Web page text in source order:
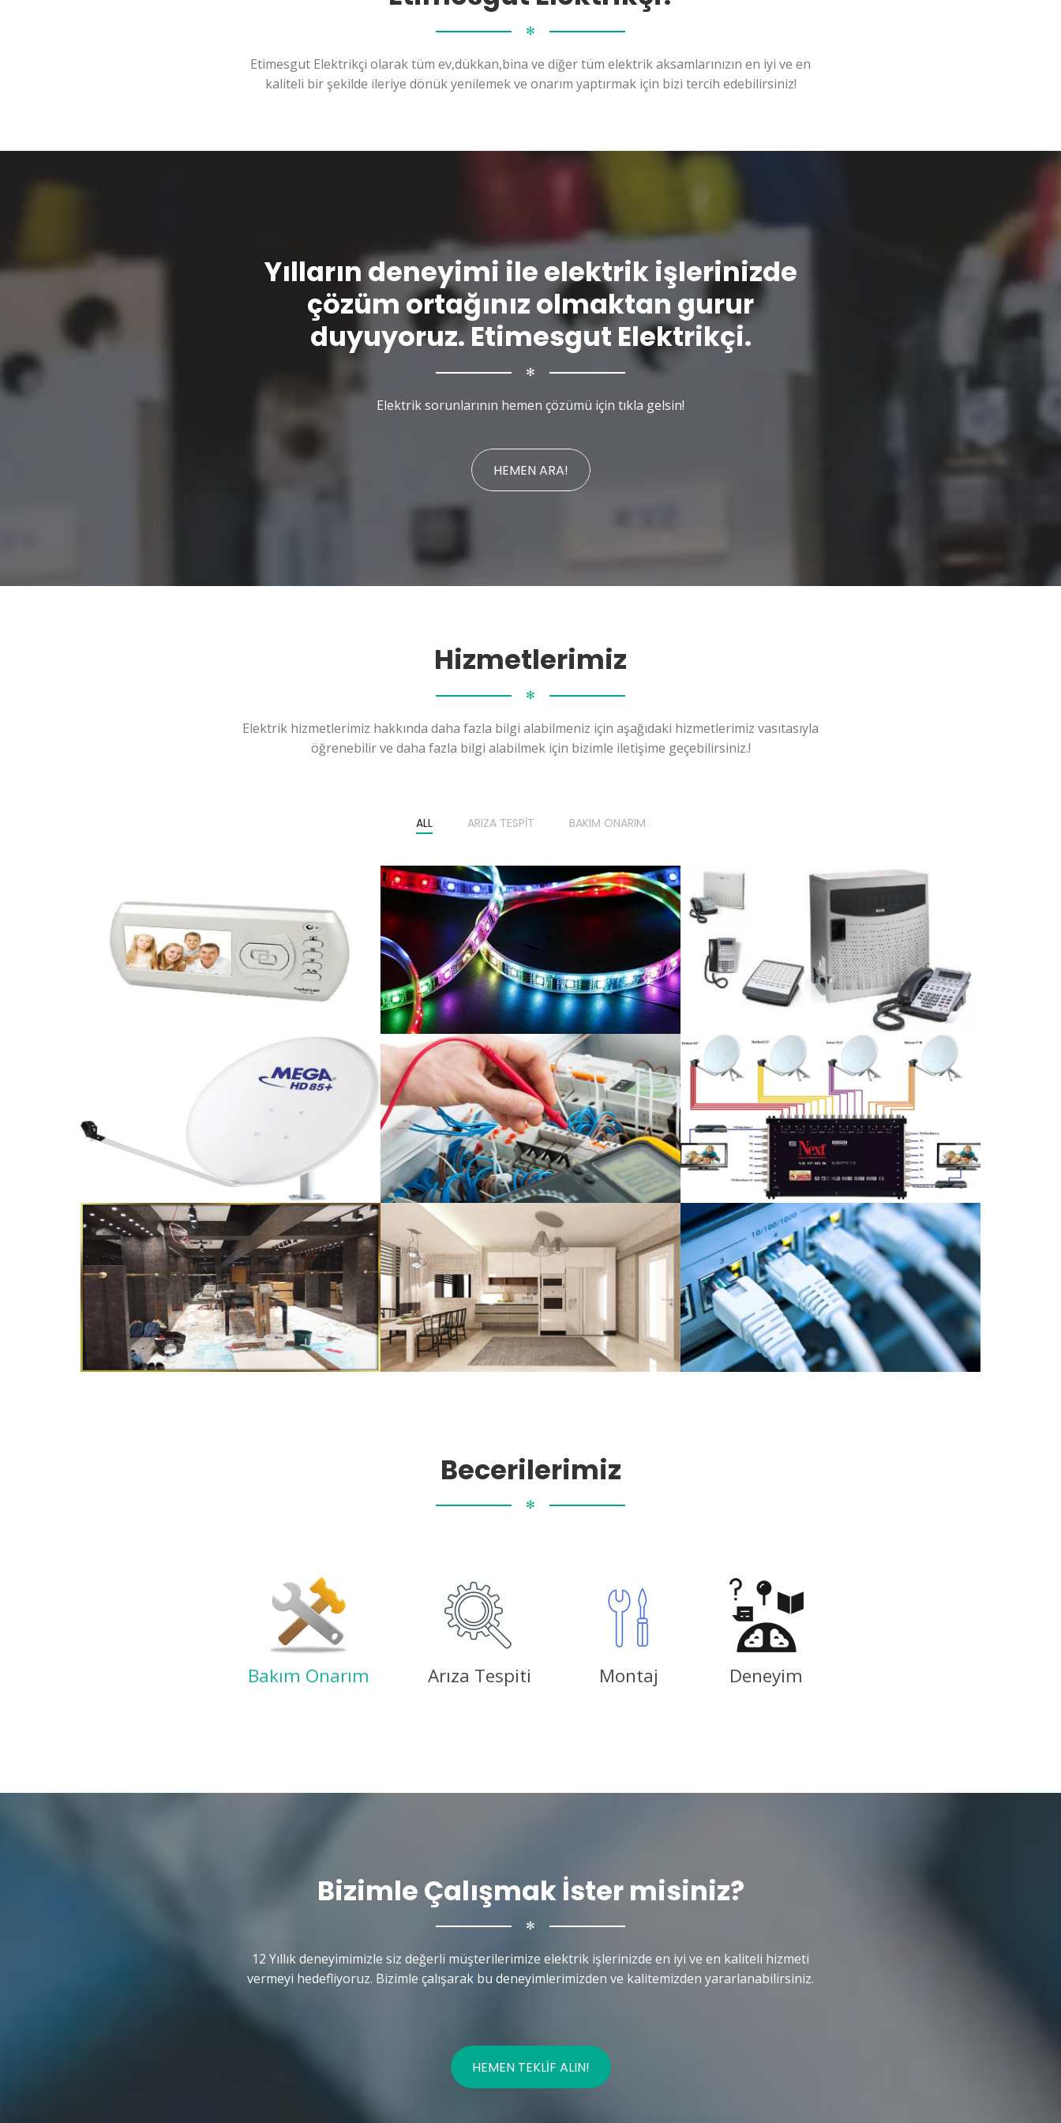
✻
Etimesgut Elektrikçi olarak tüm ev,dükkan,bina ve diğer tüm elektrik aksamlarınızın en iyi ve en
kaliteli bir şekilde ileriye dönük yenilemek ve onarım yaptırmak için bizi tercih edebilirsiniz!
Yılların deneyimi ile elektrik işlerinizde
çözüm ortağınız olmaktan gurur
duyuyoruz. Etimesgut Elektrikçi.
✻
Elektrik sorunlarının hemen çözümü için tıkla gelsin!
HEMEN ARA!
Hizmetlerimiz
✻
Elektrik hizmetlerimiz hakkında daha fazla bilgi alabilmeniz için aşağıdaki hizmetlerimiz vasıtasıyla
öğrenebilir ve daha fazla bilgi alabilmek için bizimle iletişime geçebilirsiniz.!
ALL ARIZA TESPIT BAKIM ONARIM
Becerilerimiz
✻
Bakım Onarım Arıza Tespiti Montaj Deneyim
Bizimle Çalışmak İster misiniz?
✻
12 Yıllık deneyimimizle siz değerli müşterilerimize elektrik işlerinizde en iyi ve en kaliteli hizmeti
vermeyi hedefliyoruz. Bizimle çalışarak bu deneyimlerimizden ve kalitemizden yararlanabilirsiniz.
HEMEN TEKLIF ALIN!